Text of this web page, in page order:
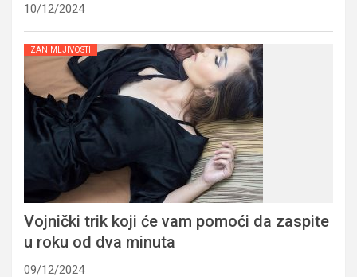
10/12/2024
ZANIMLJIVOSTI
Vojnički trik koji će vam pomoći da zaspite
u roku od dva minuta
09/12/2024